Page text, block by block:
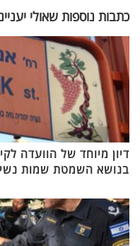
כתבות נוספות שאולי
דיון מיוחד של הוועדה
בנושא השמטת שמות